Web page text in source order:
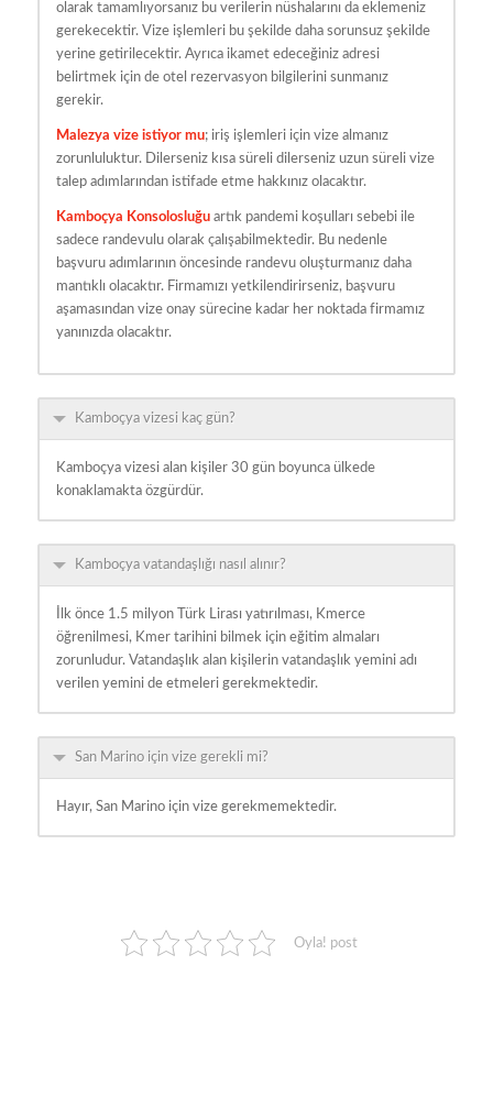
olarak tamamlıyorsanız bu verilerin nüshalarını da eklemeniz
gerekecektir. Vize işlemleri bu şekilde daha sorunsuz şekilde
yerine getirilecektir. Ayrıca ikamet edeceğiniz adresi
belirtmek için de otel rezervasyon bilgilerini sunmanız
gerekir.
Malezya vize istiyor mu; iriş işlemleri için vize almanız
zorunluluktur. Dilerseniz kısa süreli dilerseniz uzun süreli vize
talep adımlarından istifade etme hakkınız olacaktır.
Kamboçya Konsolosluğuartık pandemi koşulları sebebi ile
sadece randevulu olarak çalışabilmektedir. Bu nedenle
başvuru adımlarının öncesinde randevu oluşturmanız daha
mantıklı olacaktır. Firmamızı yetkilendirirseniz, başvuru
aşamasından vize onay sürecine kadar her noktada firmamız
yanınızda olacaktır.
Kamboçya vizesi kaç gün?
Kamboçya vizesi alan kişiler 30 gün boyunca ülkede
konaklamakta özgürdür.
Kamboçya vatandaşlığı nasıl alınır?
İlk önce 1.5 milyon Türk Lirası yatırılması, Kmerce
öğrenilmesi, Kmer tarihini bilmek için eğitim almaları
zorunludur. Vatandaşlık alan kişilerin vatandaşlık yemini adı
verilen yemini de etmeleri gerekmektedir.
San Marino için vize gerekli mi?
Hayır, San Marino için vize gerekmemektedir.
Oyla! post